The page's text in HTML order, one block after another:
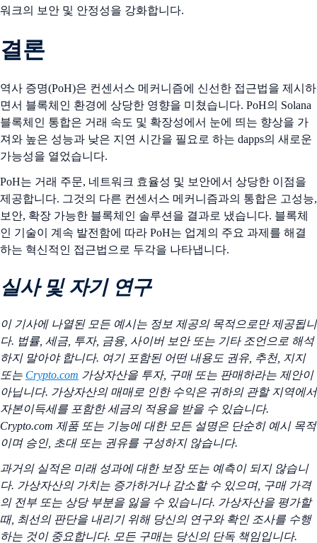
워크의 보안 및 안정성을 강화합니다.
결론
역사 증명(PoH)은 컨센서스 메커니즘에 신선한 접근법을 제시하
면서 블록체인 환경에 상당한 영향을 미쳤습니다. PoH의 Solana
블록체인 통합은 거래 속도 및 확장성에서 눈에 띄는 향상을 가
져와 높은 성능과 낮은 지연 시간을 필요로 하는 dapps의 새로운
가능성을 열었습니다.
PoH는 거래 주문, 네트워크 효율성 및 보안에서 상당한 이점을
제공합니다. 그것의 다른 컨센서스 메커니즘과의 통합은 고성능,
보안, 확장 가능한 블록체인 솔루션을 결과로 냈습니다. 블록체
인 기술이 계속 발전함에 따라 PoH는 업계의 주요 과제를 해결
하는 혁신적인 접근법으로 두각을 나타냅니다.
실사 및 자기 연구
이 기사에 나열된 모든 예시는 정보 제공의 목적으로만 제공됩니
다. 법률, 세금, 투자, 금융, 사이버 보안 또는 기타 조언으로 해석
하지 말아야 합니다. 여기 포함된 어떤 내용도 권유, 추천, 지지
또는 Crypto.com 가상자산을 투자, 구매 또는 판매하라는 제안이
아닙니다. 가상자산의 매매로 인한 수익은 귀하의 관할 지역에서
자본이득세를 포함한 세금의 적용을 받을 수 있습니다.
Crypto.com 제품 또는 기능에 대한 모든 설명은 단순히 예시 목적
이며 승인, 초대 또는 권유를 구성하지 않습니다.
과거의 실적은 미래 성과에 대한 보장 또는 예측이 되지 않습니
다. 가상자산의 가치는 증가하거나 감소할 수 있으며, 구매 가격
의 전부 또는 상당 부분을 잃을 수 있습니다. 가상자산을 평가할
때, 최선의 판단을 내리기 위해 당신의 연구와 확인 조사를 수행
하는 것이 중요합니다. 모든 구매는 당신의 단독 책임입니다.